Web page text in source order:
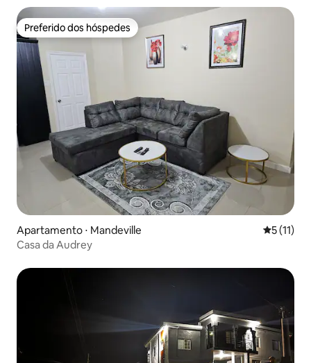
Preferido dos hóspedes
Preferido dos hóspedes
Apartamento ⋅ Mandeville 5 de uma
5 (11)
Casa da Audrey